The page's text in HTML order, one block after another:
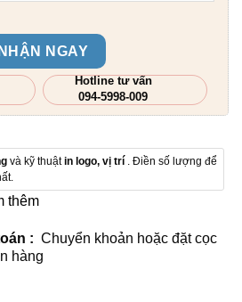
NHẬN NGAY
Hotline tư vấn
094-5998-009
và kỹ thuậtin logo, vị trí . Điền số lượng để
thêm
: Chuyển khoản hoặc đặt cọc
hàng